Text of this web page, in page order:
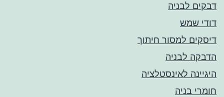
דבקים לבניה
דודי שמש
דיסקים למסור חיתוך
הדבקה לבניה
היגיינה לאינסטלציה
חומרי בניה